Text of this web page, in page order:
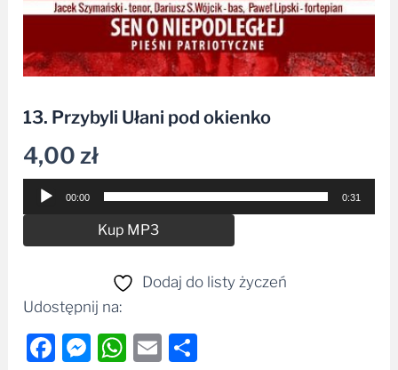
13. Przybyli Ułani pod okienko
4,00zł
Odtwarzacz
plików
dźwiękowych
00:00 0:31
Kup MP3
Dodaj do listy życzeń
Udostępnij na:
Facebook
Messenger
WhatsApp
Email